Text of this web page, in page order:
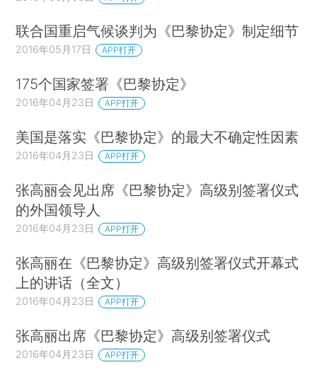
联合国重启气候谈判为《巴黎协定》制定细节
2016年05月17日 APP打开
175个国家签署《巴黎协定》
2016年04月23日 APP打开
美国是落实《巴黎协定》的最大不确定性因素
2016年04月23日 APP打开
张高丽会见出席《巴黎协定》高级别签署仪式
的外国领导人
2016年04月23日 APP打开
张高丽在《巴黎协定》高级别签署仪式开幕式
上的讲话（全文）
2016年04月23日 APP打开
张高丽出席《巴黎协定》高级别签署仪式
2016年04月23日 APP打开